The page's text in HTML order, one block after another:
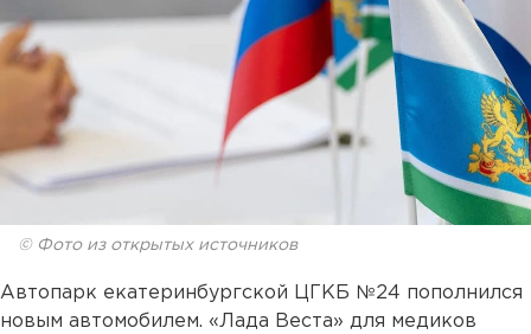
© Фото из открытых источников
Автопарк екатеринбургской ЦГКБ №24 пополнился
новым автомобилем. «Лада Веста» для медиков